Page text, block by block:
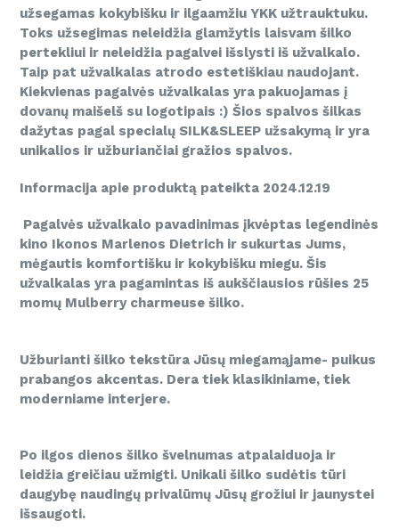
užsegamas kokybišku ir ilgaamžiu YKK užtrauktuku.
Toks užsegimas neleidžia glamžytis laisvam šilko
pertekliui ir neleidžia pagalvei išslysti iš užvalkalo.
Taip pat užvalkalas atrodo estetiškiau naudojant.
Kiekvienas pagalvės užvalkalas yra pakuojamas į
dovanų maišelš su logotipais :) Šios spalvos šilkas
dažytas pagal specialų SILK&SLEEP užsakymą ir yra
unikalios ir užburiančiai gražios spalvos.
Informacija apie produktą pateikta 2024.12.19
Pagalvės užvalkalo pavadinimas įkvėptas legendinės
kino Ikonos Marlenos Dietrich ir sukurtas Jums,
mėgautis komfortišku ir kokybišku miegu. Šis
užvalkalas yra pagamintas iš aukščiausios rūšies 25
momų Mulberry charmeuse šilko.
Užburianti šilko tekstūra Jūsų miegamąjame- puikus
prabangos akcentas. Dera tiek klasikiniame, tiek
moderniame interjere.
Po ilgos dienos šilko švelnumas atpalaiduoja ir
leidžia greičiau užmigti. Unikali šilko sudėtis tūri
daugybę naudingų privalūmų Jūsų grožiui ir jaunystei
išsaugoti.